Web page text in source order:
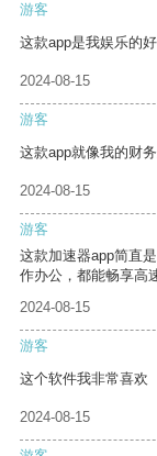
游客
这款app是我娱乐的
2024-08-15
游客
这款app就像我的财
2024-08-15
游客
这款加速器app简直
作办公，都能畅享高
2024-08-15
游客
这个软件我非常喜欢
2024-08-15